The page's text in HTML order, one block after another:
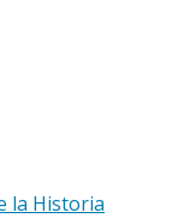
la Historia